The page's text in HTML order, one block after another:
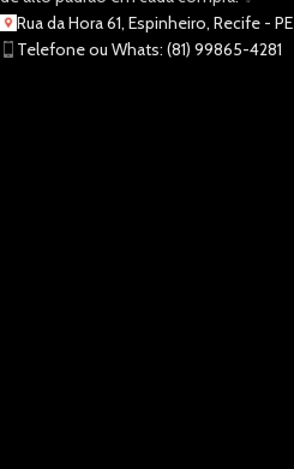
Rua da Hora 61, Espinheiro, Recife - PE
Telefone ou Whats: (81) 99865-4281